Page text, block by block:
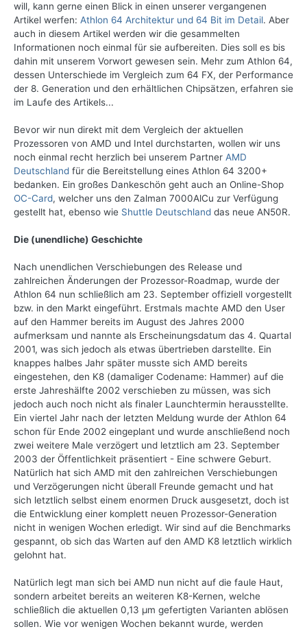
will, kann gerne einen Blick in einen unserer vergangenen
Artikel werfen: Athlon 64 Architektur und 64 Bit im Detail. Aber
auch in diesem Artikel werden wir die gesammelten
Informationen noch einmal für sie aufbereiten. Dies soll es bis
dahin mit unserem Vorwort gewesen sein. Mehr zum Athlon 64,
dessen Unterschiede im Vergleich zum 64 FX, der Performance
der 8. Generation und den erhältlichen Chipsätzen, erfahren sie
im Laufe des Artikels...
Bevor wir nun direkt mit dem Vergleich der aktuellen
Prozessoren von AMD und Intel durchstarten, wollen wir uns
noch einmal recht herzlich bei unserem Partner AMD
Deutschland für die Bereitstellung eines Athlon 64 3200+
bedanken. Ein großes Dankeschön geht auch an Online-Shop
OC-Card, welcher uns den Zalman 7000AlCu zur Verfügung
gestellt hat, ebenso wie Shuttle Deutschland das neue AN50R.
Die (unendliche) Geschichte
Nach unendlichen Verschiebungen des Release und
zahlreichen Änderungen der Prozessor-Roadmap, wurde der
Athlon 64 nun schließlich am 23. September offiziell vorgestellt
bzw. in den Markt eingeführt. Erstmals machte AMD den User
auf den Hammer bereits im August des Jahres 2000
aufmerksam und nannte als Erscheinungsdatum das 4. Quartal
2001, was sich jedoch als etwas übertrieben darstellte. Ein
knappes halbes Jahr später musste sich AMD bereits
eingestehen, den K8 (damaliger Codename: Hammer) auf die
erste Jahreshälfte 2002 verschieben zu müssen, was sich
jedoch auch noch nicht als finaler Launchtermin herausstellte.
Ein viertel Jahr nach der letzten Meldung wurde der Athlon 64
schon für Ende 2002 eingeplant und wurde anschließend noch
zwei weitere Male verzögert und letztlich am 23. September
2003 der Öffentlichkeit präsentiert - Eine schwere Geburt.
Natürlich hat sich AMD mit den zahlreichen Verschiebungen
und Verzögerungen nicht überall Freunde gemacht und hat
sich letztlich selbst einem enormen Druck ausgesetzt, doch ist
die Entwicklung einer komplett neuen Prozessor-Generation
nicht in wenigen Wochen erledigt. Wir sind auf die Benchmarks
gespannt, ob sich das Warten auf den AMD K8 letztlich wirklich
gelohnt hat.
Natürlich legt man sich bei AMD nun nicht auf die faule Haut,
sondern arbeitet bereits an weiteren K8-Kernen, welche
schließlich die aktuellen 0,13 µm gefertigten Varianten ablösen
sollen. Wie vor wenigen Wochen bekannt wurde, werden